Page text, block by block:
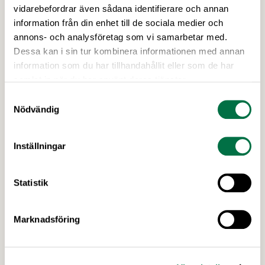
vidarebefordrar även sådana identifierare och annan
information från din enhet till de sociala medier och
annons- och analysföretag som vi samarbetar med.
Dessa kan i sin tur kombinera informationen med annan
information som du har tillhandahållit eller som de har
Nödvändig
Inställningar
Statistik
Marknadsföring
riskerar att leda till att fullt tjänliga produkter för
hundratals miljoner kronor måste kasseras. En
bred sammanslutning av svenska
näringslivsorganisationer begär nu att
civilminister Erik Slottner ingriper.
Jordbruksverket: Minskad lönsamhet i
livsmedelskedjan - men ljuspunkter
14 APRIL 2026